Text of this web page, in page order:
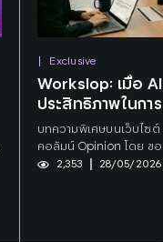
Exclusive
Tags: SCBX
Workslop: เมื่อ
ประสิทธิภาพในกา
บทความพิเศษบนเว็บไซต์
คอลัมน์ Opinion โดย ข
Senior Strategic
2,353 28/05/2026